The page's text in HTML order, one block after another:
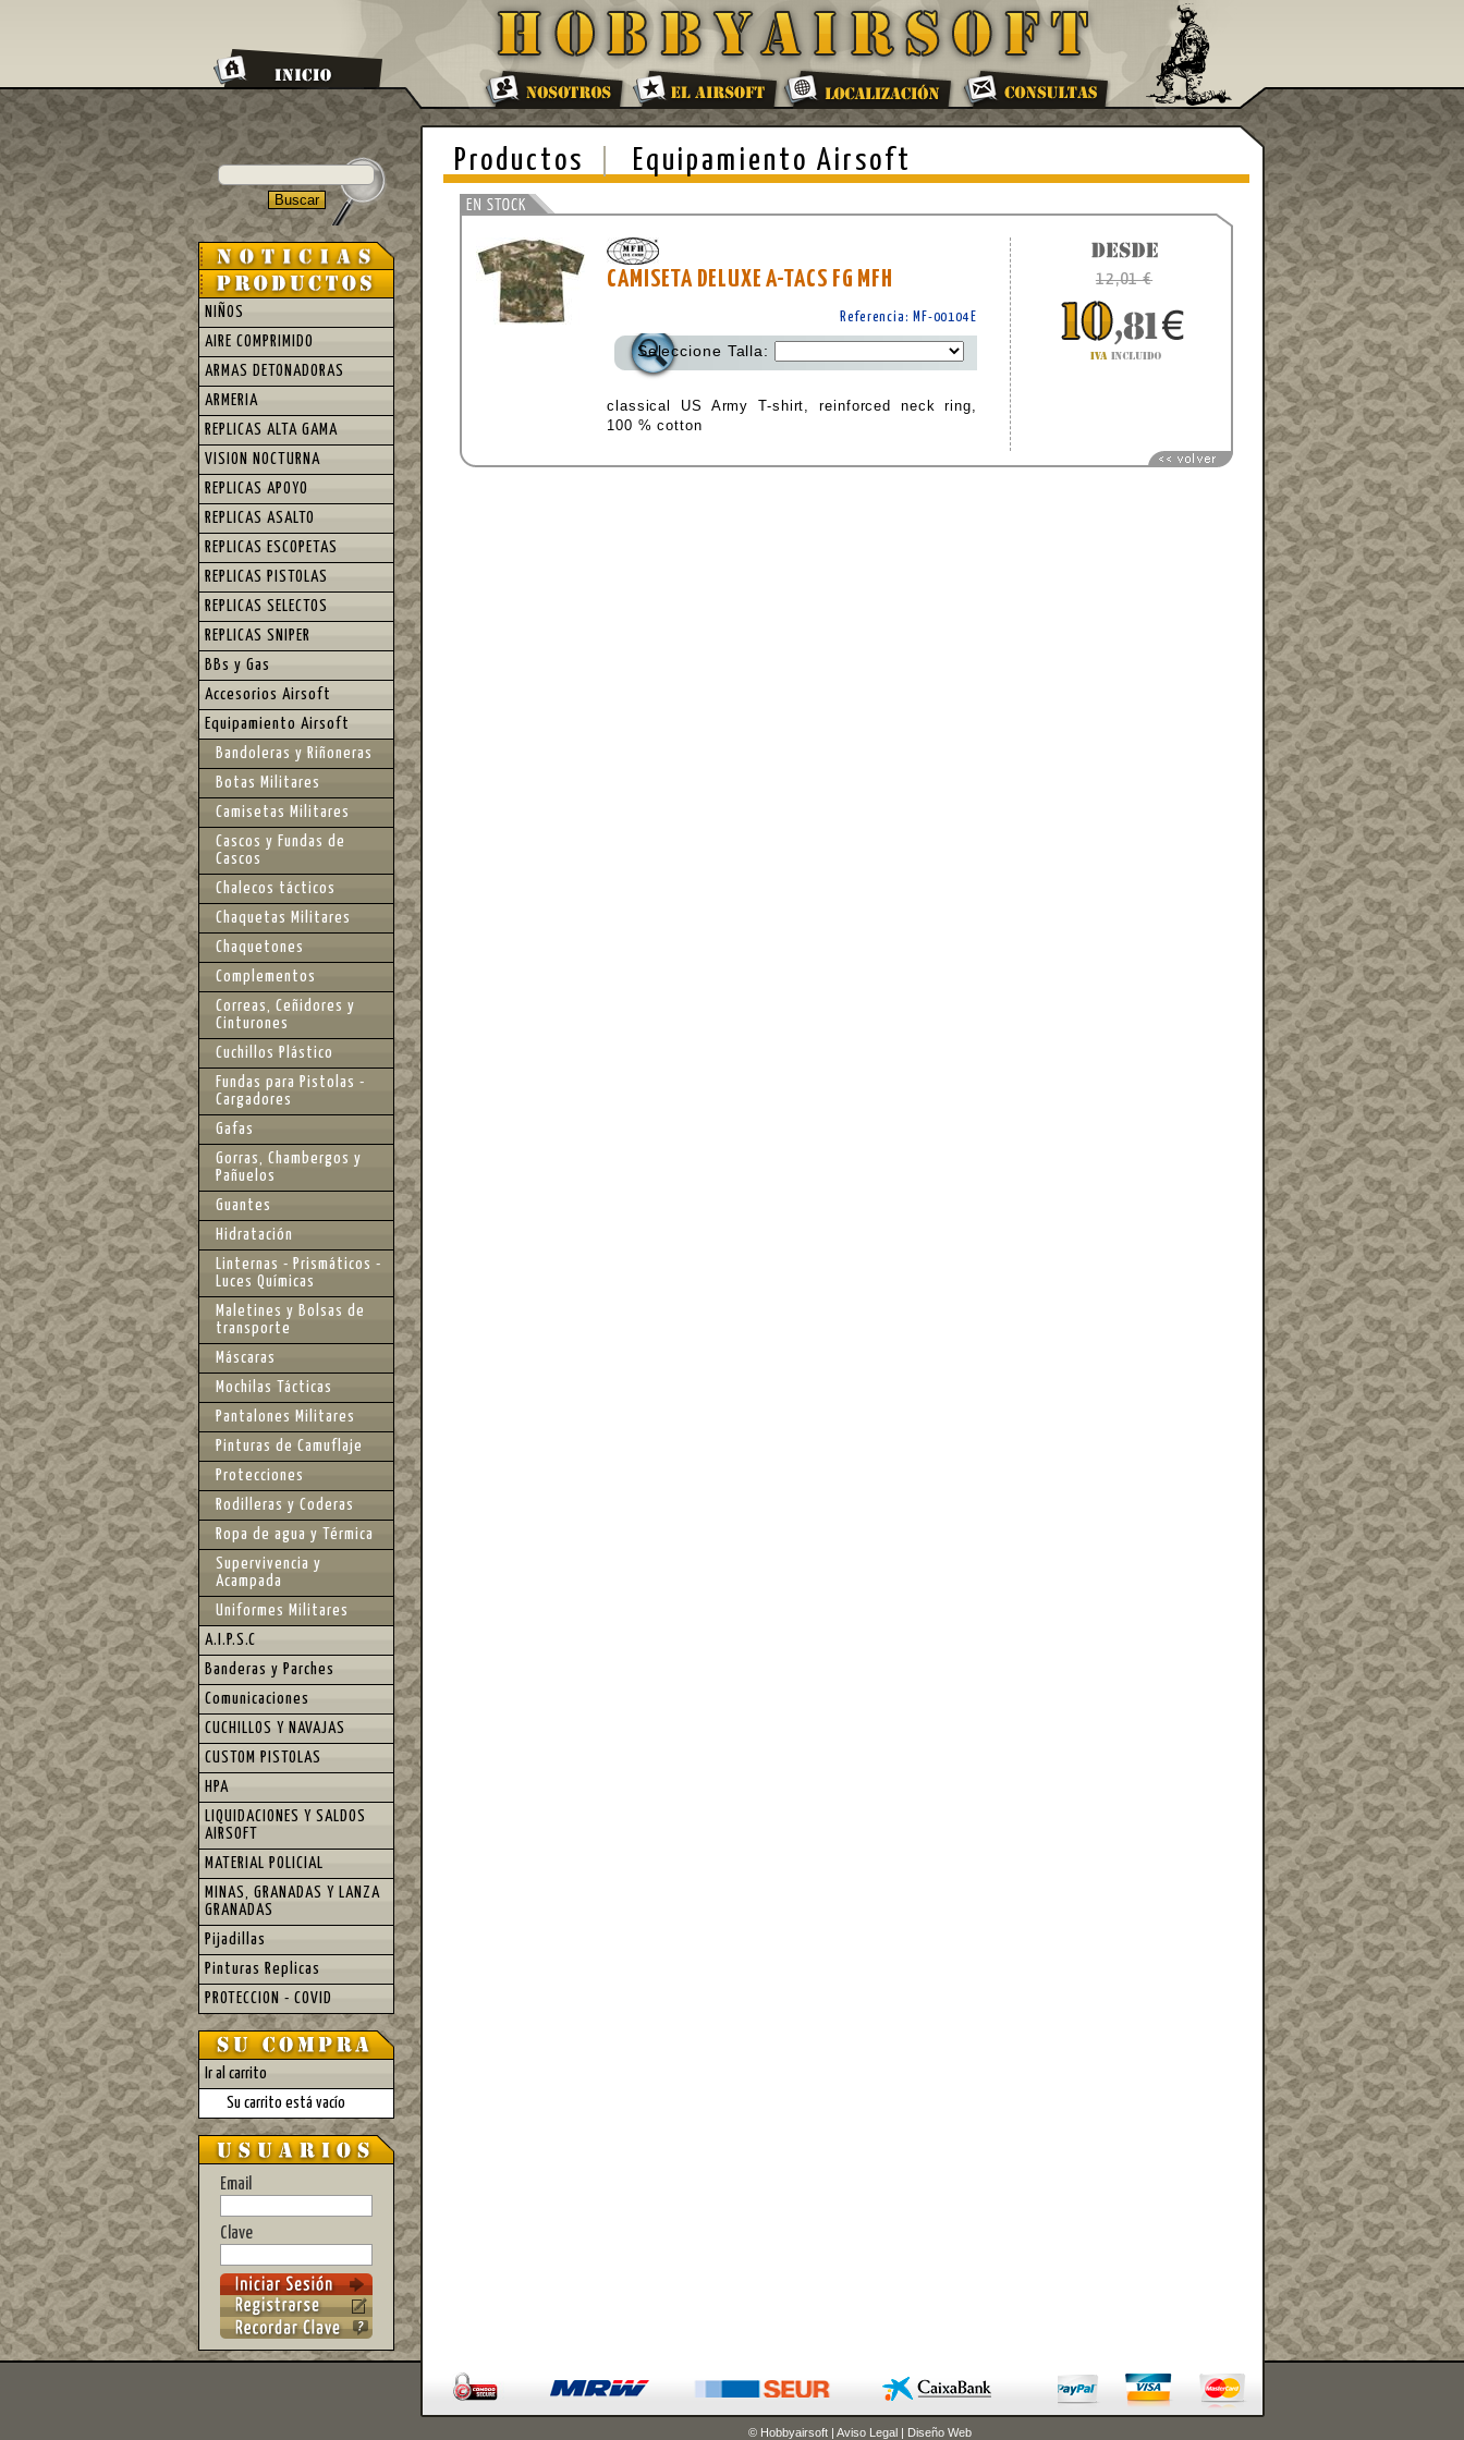
Productos Equipamiento Airsoft
12,01 €
CAMISETA DELUXE A-TACS FG MFH
Referencia: MF-00104E
Seleccione Talla:
classical US Army T-shirt, reinforced neck ring,
100 % cotton
NIÑOS
AIRE COMPRIMIDO
ARMAS DETONADORAS
ARMERIA
REPLICAS ALTA GAMA
VISION NOCTURNA
REPLICAS APOYO
REPLICAS ASALTO
REPLICAS ESCOPETAS
REPLICAS PISTOLAS
REPLICAS SELECTOS
REPLICAS SNIPER
BBs y Gas
Accesorios Airsoft
Equipamiento Airsoft
Bandoleras y Riñoneras
Botas Militares
Camisetas Militares
Cascos y Fundas de
Cascos
Chalecos tácticos
Chaquetas Militares
Chaquetones
Complementos
Correas, Ceñidores y
Cinturones
Cuchillos Plástico
Fundas para Pistolas -
Cargadores
Gafas
Gorras, Chambergos y
Pañuelos
Guantes
Hidratación
Linternas - Prismáticos -
Luces Químicas
Maletines y Bolsas de
transporte
Máscaras
Mochilas Tácticas
Pantalones Militares
Pinturas de Camuflaje
Protecciones
Rodilleras y Coderas
Ropa de agua y Térmica
Supervivencia y
Acampada
Uniformes Militares
A.I.P.S.C
Banderas y Parches
Comunicaciones
CUCHILLOS Y NAVAJAS
CUSTOM PISTOLAS
HPA
LIQUIDACIONES Y SALDOS
AIRSOFT
MATERIAL POLICIAL
MINAS, GRANADAS Y LANZA
GRANADAS
Pijadillas
Pinturas Replicas
PROTECCION - COVID
Ir al carrito
Su carrito está vacío
Email
Clave
© Hobbyairsoft | Aviso Legal | Diseño Web